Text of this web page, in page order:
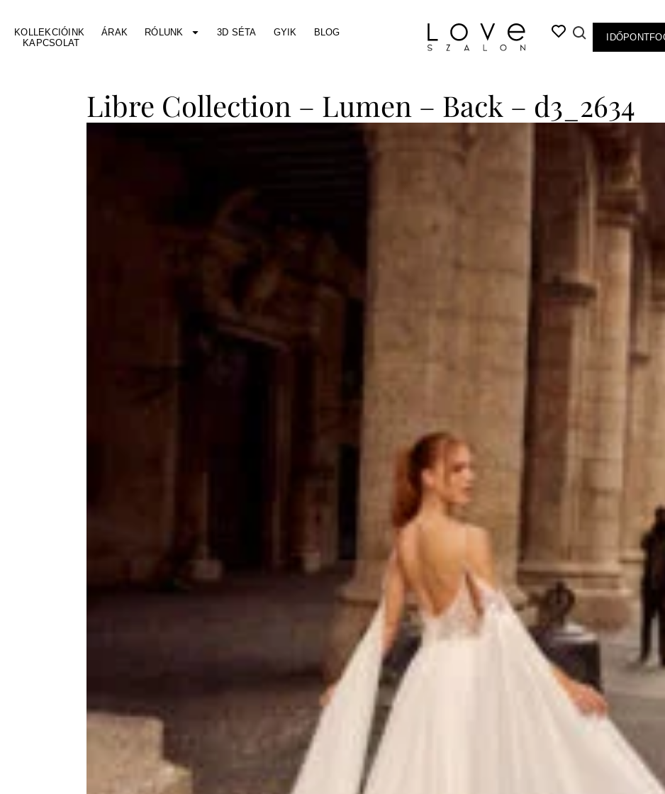
KOLLEKCIÓINK ÁRAK RÓLUNK 3D SÉTA GYIK
BLOG
KAPCSOLAT
Libre Collection – Lumen – Back – d3_2634